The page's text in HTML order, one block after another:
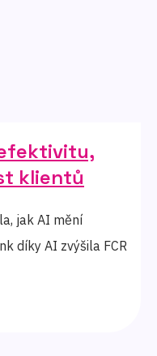
klientů
jak AI mění
díky AI zvýšila FCR